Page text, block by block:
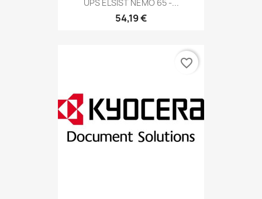
UPS ELSIST NEMO 65 -...
54,19 €
favorite_border